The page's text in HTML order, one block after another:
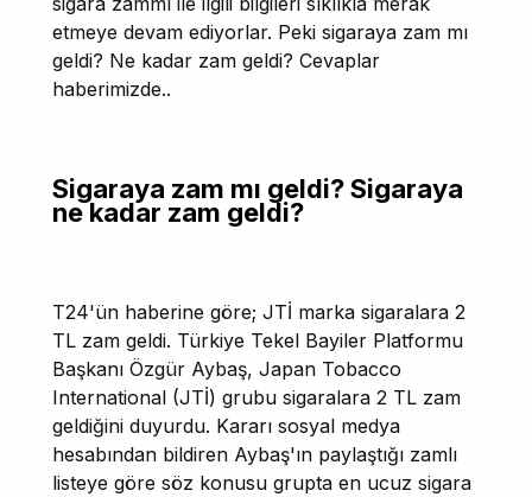
etmeye devam ediyorlar. Peki sigaraya zam mı
geldi? Ne kadar zam geldi? Cevaplar
haberimizde..
Sigaraya zam mı geldi? Sigaraya
ne kadar zam geldi?
T24'ün haberine göre; JTİ marka sigaralara 2
TL zam geldi. Türkiye Tekel Bayiler Platformu
Başkanı Özgür Aybaş, Japan Tobacco
International (JTİ) grubu sigaralara 2 TL zam
geldiğini duyurdu. Kararı sosyal medya
hesabından bildiren Aybaş'ın paylaştığı zamlı
listeye göre söz konusu grupta en ucuz sigara